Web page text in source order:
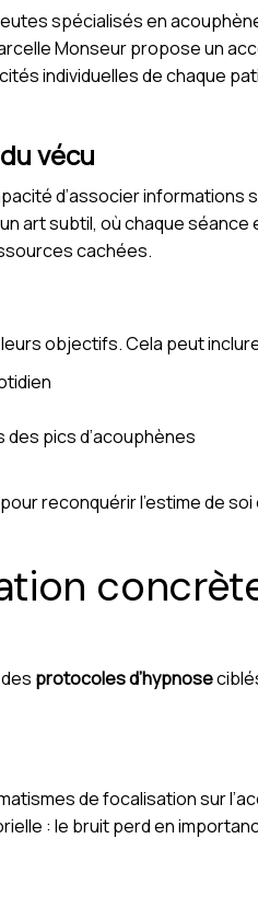
spécialisés en
Monseur propose un
individuelles de chaque
vécu
d’associer informations
art subtil, où chaque
cachées.
objectifs. Cela peut
pics d’acouphènes
reconquérir l’estime de soi
protocoles d’hypnose
de focalisation sur
: le bruit perd en